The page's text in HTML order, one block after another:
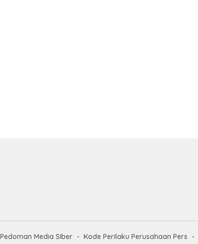
Pedoman Media SIber Kode Perilaku Perusahaan Pers